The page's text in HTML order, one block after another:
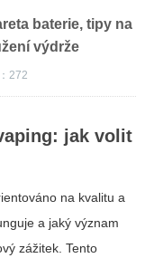
baterie, tipy na
výdrže
272
jak volit
na kvalitu a
a jaký význam
zážitek. Tento